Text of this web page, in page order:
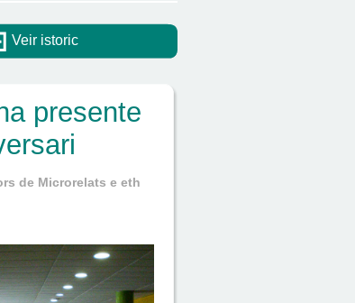
Veir istoric
presente
de Microrelats e eth